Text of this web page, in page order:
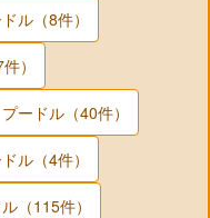
ル（8件）
）
ードル（40件）
ル（4件）
（115件）